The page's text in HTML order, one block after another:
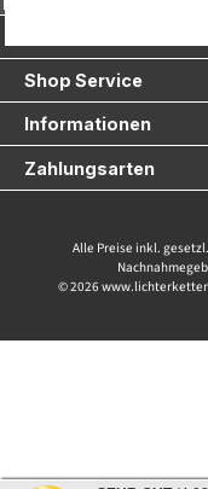
Shop Service
Informationen
Zahlungsarten
Alle Preise inkl.
© 2026